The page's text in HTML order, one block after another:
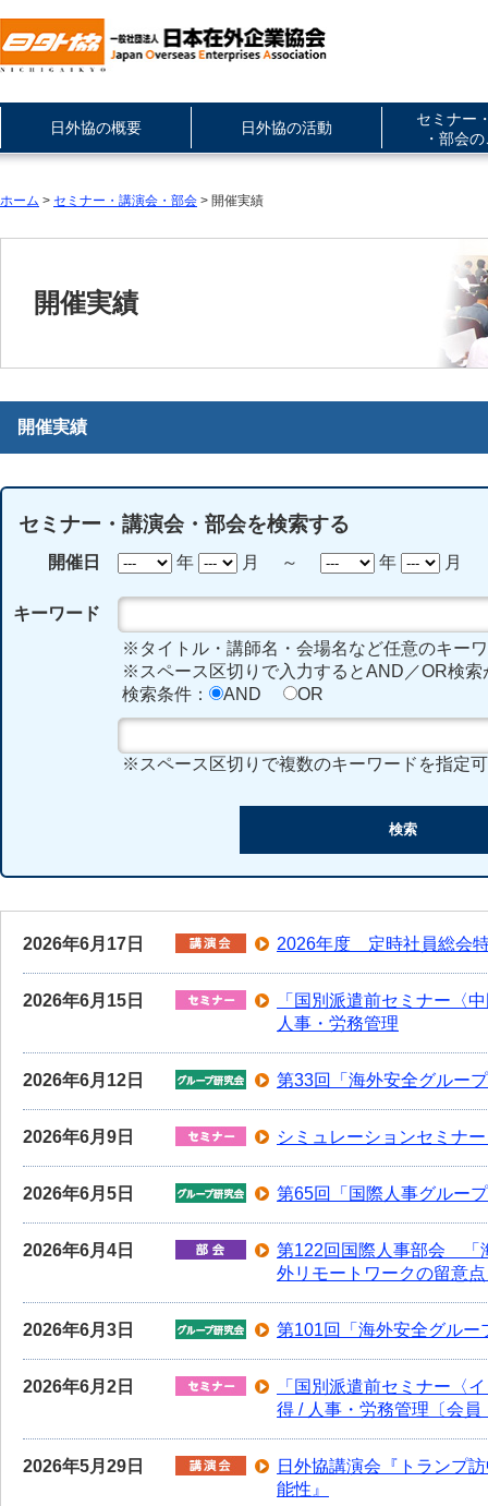
日外協の概要 日外協の活動
セミナー
・部会
ホーム > セミナー・講演会・部会 > 開催実績
開催実績
開催実績
セミナー・講演会・部会を検索する
開催日 年 月 ～ 年 月
キーワード
※タイトル・講師名・会場名など任意のキー
※スペース区切りで入力するとAND／OR検索
検索条件：
AND OR
※スペース区切りで複数のキーワードを指定
2026年6月17日 2026年度 定時社員総会
2026年6月15日
「国別派遣前セミナー〈
人事・労務管理
2026年6月12日 第33回「海外安全グルー
2026年6月9日 シミュレーションセミナ
2026年6月5日 第65回「国際人事グルー
2026年6月4日
第122回国際人事部会 「
外リモートワークの留意
2026年6月3日 第101回「海外安全グルー
2026年6月2日
「国別派遣前セミナー〈
得 / 人事・労務管理〔会員
2026年5月29日
日外協講演会『トランプ
能性』